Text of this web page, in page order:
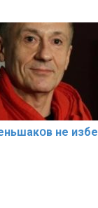
не